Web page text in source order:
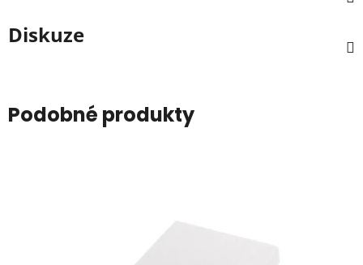
Diskuze
Podobné produkty